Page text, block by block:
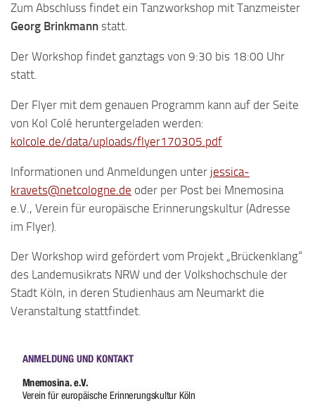
Zum Abschluss findet ein Tanzworkshop mit Tanzmeister
Georg Brinkmann statt.
Der Workshop findet ganztags von 9:30 bis 18:00 Uhr
statt.
Der Flyer mit dem genauen Programm kann auf der Seite
von Kol Colé heruntergeladen werden:
kolcole.de/data/uploads/flyer170305.pdf
Informationen und Anmeldungen unter jessica-
kravets@netcologne.de oder per Post bei Mnemosina
e.V., Verein für europäische Erinnerungskultur (Adresse
im Flyer).
Der Workshop wird gefördert vom Projekt „Brückenklang“
des Landemusikrats NRW und der Volkshochschule der
Stadt Köln, in deren Studienhaus am Neumarkt die
Veranstaltung stattfindet.